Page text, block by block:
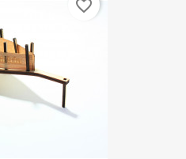
favorite_border